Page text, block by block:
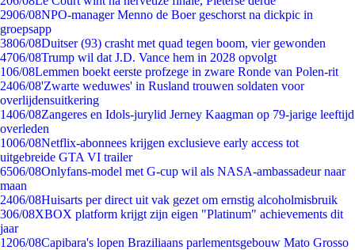
2906/08NPO-manager Menno de Boer geschorst na dickpic in
groepsapp
3806/08Duitser (93) crasht met quad tegen boom, vier gewonden
4706/08Trump wil dat J.D. Vance hem in 2028 opvolgt
106/08Lemmen boekt eerste profzege in zware Ronde van Polen-rit
2406/08'Zwarte weduwes' in Rusland trouwen soldaten voor
overlijdensuitkering
1406/08Zangeres en Idols-jurylid Jerney Kaagman op 79-jarige leeftijd
overleden
1006/08Netflix-abonnees krijgen exclusieve early access tot
uitgebreide GTA VI trailer
6506/08Onlyfans-model met G-cup wil als NASA-ambassadeur naar
maan
2406/08Huisarts per direct uit vak gezet om ernstig alcoholmisbruik
306/08XBOX platform krijgt zijn eigen "Platinum" achievements dit
jaar
1206/08Capibara's lopen Braziliaans parlementsgebouw Mato Grosso